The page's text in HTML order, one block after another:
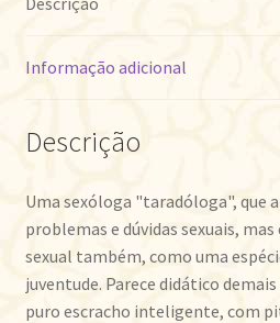
Informação adicional
Descrição
Uma sexóloga "taradóloga", que
problemas e dúvidas sexuais,
sexual também, como uma
juventude. Parece didático
puro escracho inteligente, com